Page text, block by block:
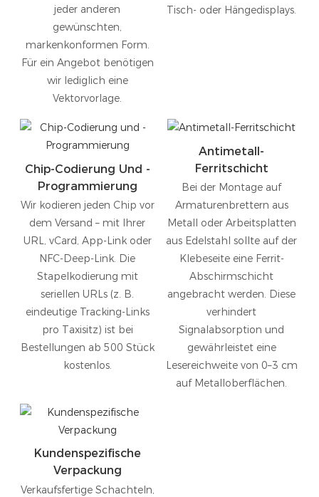
jeder anderen
gewünschten,
markenkonformen Form.
Für ein Angebot benötigen
wir lediglich eine
Vektorvorlage.
Tisch- oder Hängedisplays.
Chip-Codierung Und -
Programmierung
Wir kodieren jeden Chip vor
dem Versand – mit Ihrer
URL, vCard, App-Link oder
NFC-Deep-Link. Die
Stapelkodierung mit
seriellen URLs (z. B.
eindeutige Tracking-Links
pro Taxisitz) ist bei
Bestellungen ab 500 Stück
kostenlos.
Antimetall-
Ferritschicht
Bei der Montage auf
Armaturenbrettern aus
Metall oder Arbeitsplatten
aus Edelstahl sollte auf der
Klebeseite eine Ferrit-
Abschirmschicht
angebracht werden. Diese
verhindert
Signalabsorption und
gewährleistet eine
Lesereichweite von 0–3 cm
auf Metalloberflächen.
Kundenspezifische
Verpackung
Verkaufsfertige Schachteln,